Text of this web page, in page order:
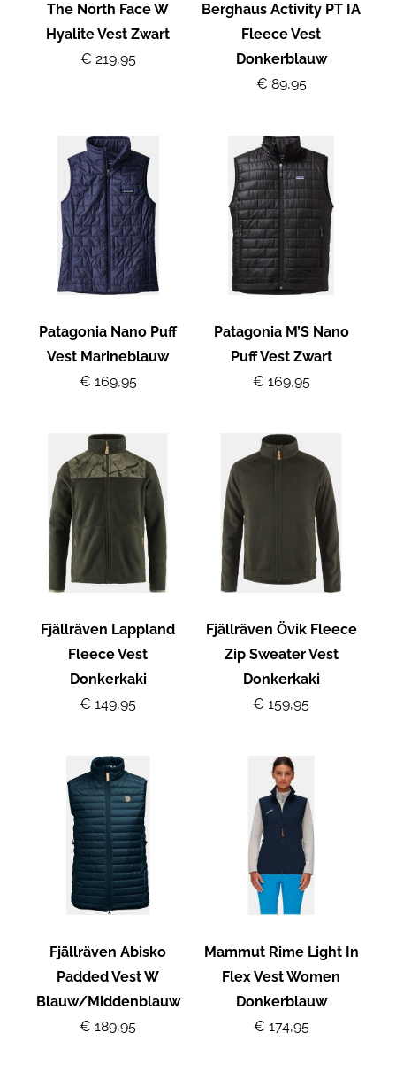
The North Face W
Hyalite Vest Zwart
€ 219,95
Berghaus Activity PT IA
Fleece Vest
Donkerblauw
€ 89,95
Patagonia Nano Puff
Vest Marineblauw
€ 169,95
Patagonia M’S Nano
Puff Vest Zwart
€ 169,95
Fjällräven Lappland
Fleece Vest
Donkerkaki
€ 149,95
Fjällräven Övik Fleece
Zip Sweater Vest
Donkerkaki
€ 159,95
Fjällräven Abisko
Padded Vest W
Blauw/Middenblauw
€ 189,95
Mammut Rime Light In
Flex Vest Women
Donkerblauw
€ 174,95